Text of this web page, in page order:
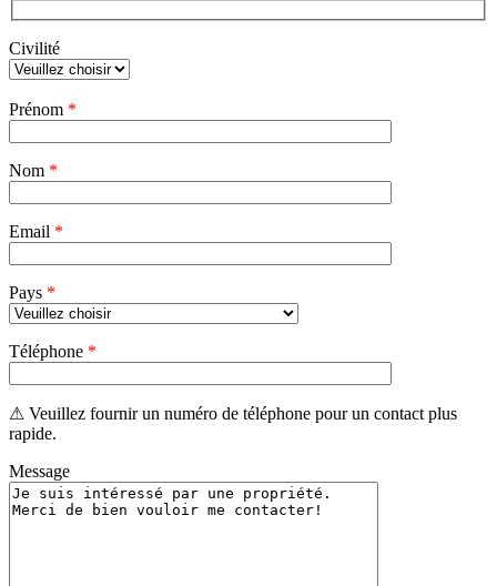
Civilité
laisser
vide.
Prénom *
Nom *
Email *
Pays *
Téléphone *
⚠ Veuillez fournir un numéro de téléphone pour un contact plus
rapide.
Message